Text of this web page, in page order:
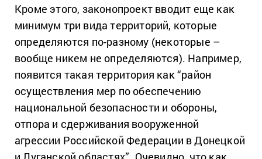
Кроме этого, законопроект вводит еще как
минимум три вида территорий, которые
определяются по-разному (некоторые –
вообще никем не определяются). Например,
появится такая территория как “район
осуществления мер по обеспечению
национальной безопасности и обороны,
отпора и сдерживания вооруженной
агрессии Российской Федерации в Донецкой